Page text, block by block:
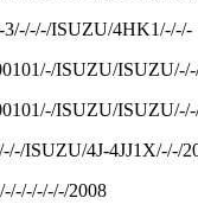
ISUZU/4HK1/-/-/-
ISUZU/
ISUZU/
ISUZU/4J-4JJ1X/-/-/
2008